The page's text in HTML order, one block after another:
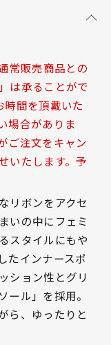
常販売商品との
は承ることがで
間を頂戴いた
場合がありま
ご注文をキャン
いたします。予
リボンをアクセ
いの中にフェミ
スタイルにもや
たインナースポ
ション性とグリ
ール」を採用。
ら、ゆったりと